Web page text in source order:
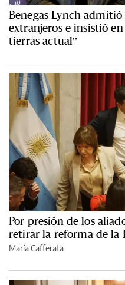
Benegas Lynch
extranjeros e insistió
tierras actual”
Por presión de los
retirar la reforma de la
María Cafferata